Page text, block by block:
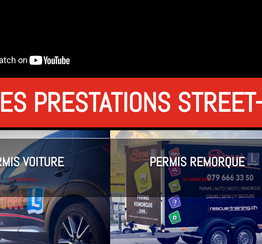
PRESTATIONS
VOITURE
en savoir plus
PERMIS REMORQUE
en savoir plus